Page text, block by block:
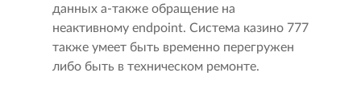
данных а-также обращение на
неактивному endpoint. Система казино 777
также умеет быть временно перегружен
либо быть в техническом ремонте.